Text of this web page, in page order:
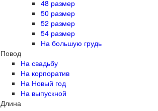
48 размер
50 размер
52 размер
54 размер
На большую грудь
Повод
На свадьбу
На корпоратив
На Новый год
На выпускной
Длина